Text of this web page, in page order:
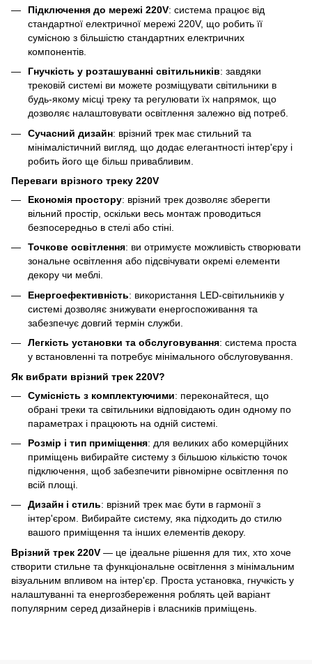
Підключення до мережі 220V: система працює від
стандартної електричної мережі 220V, що робить її
сумісною з більшістю стандартних електричних
компонентів.
Гнучкість у розташуванні світильників: завдяки
трековій системі ви можете розміщувати світильники в
будь-якому місці треку та регулювати їх напрямок, що
дозволяє налаштовувати освітлення залежно від потреб.
Сучасний дизайн: врізний трек має стильний та
мінімалістичний вигляд, що додає елегантності інтер'єру і
робить його ще більш привабливим.
Переваги врізного треку 220V
Економія простору: врізний трек дозволяє зберегти
вільний простір, оскільки весь монтаж проводиться
безпосередньо в стелі або стіні.
Точкове освітлення: ви отримуєте можливість створювати
зональне освітлення або підсвічувати окремі елементи
декору чи меблі.
Енергоефективність: використання LED-світильників у
системі дозволяє знижувати енергоспоживання та
забезпечує довгий термін служби.
Легкість установки та обслуговування: система проста
у встановленні та потребує мінімального обслуговування.
Як вибрати врізний трек 220V?
Сумісність з комплектуючими: переконайтеся, що
обрані треки та світильники відповідають один одному по
параметрах і працюють на одній системі.
Розмір і тип приміщення: для великих або комерційних
приміщень вибирайте систему з більшою кількістю точок
підключення, щоб забезпечити рівномірне освітлення по
всій площі.
Дизайн і стиль: врізний трек має бути в гармонії з
інтер'єром. Вибирайте систему, яка підходить до стилю
вашого приміщення та інших елементів декору.
Врізний трек 220V — це ідеальне рішення для тих, хто хоче
створити стильне та функціональне освітлення з мінімальним
візуальним впливом на інтер'єр. Проста установка, гнучкість у
налаштуванні та енергозбереження роблять цей варіант
популярним серед дизайнерів і власників приміщень.